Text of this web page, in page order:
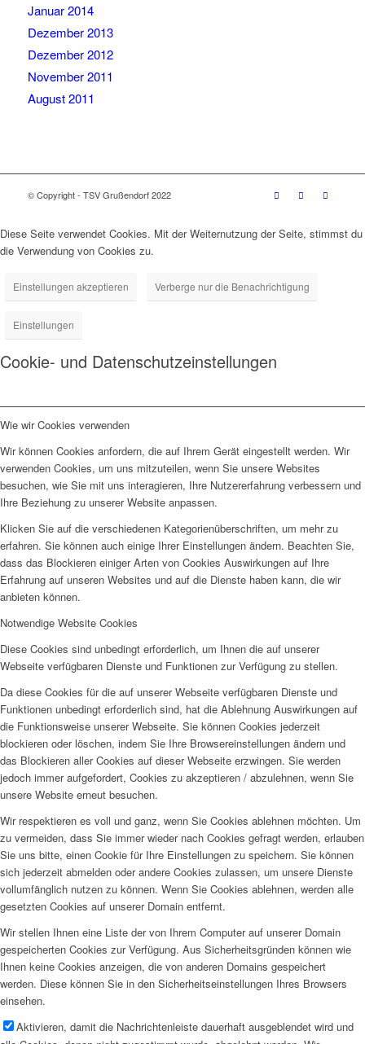
Januar 2014
Dezember 2013
Dezember 2012
November 2011
August 2011
© Copyright - TSV Grußendorf 2022
Diese Seite verwendet Cookies. Mit der Weiternutzung der Seite, stimmst du
die Verwendung von Cookies zu.
Einstellungen akzeptieren Verberge nur die Benachrichtigung
Einstellungen
Cookie- und Datenschutzeinstellungen
Wie wir Cookies verwenden
Wir können Cookies anfordern, die auf Ihrem Gerät eingestellt werden. Wir
verwenden Cookies, um uns mitzuteilen, wenn Sie unsere Websites
besuchen, wie Sie mit uns interagieren, Ihre Nutzererfahrung verbessern und
Ihre Beziehung zu unserer Website anpassen.
Klicken Sie auf die verschiedenen Kategorienüberschriften, um mehr zu
erfahren. Sie können auch einige Ihrer Einstellungen ändern. Beachten Sie,
dass das Blockieren einiger Arten von Cookies Auswirkungen auf Ihre
Erfahrung auf unseren Websites und auf die Dienste haben kann, die wir
anbieten können.
Notwendige Website Cookies
Diese Cookies sind unbedingt erforderlich, um Ihnen die auf unserer
Webseite verfügbaren Dienste und Funktionen zur Verfügung zu stellen.
Da diese Cookies für die auf unserer Webseite verfügbaren Dienste und
Funktionen unbedingt erforderlich sind, hat die Ablehnung Auswirkungen auf
die Funktionsweise unserer Webseite. Sie können Cookies jederzeit
blockieren oder löschen, indem Sie Ihre Browsereinstellungen ändern und
das Blockieren aller Cookies auf dieser Webseite erzwingen. Sie werden
jedoch immer aufgefordert, Cookies zu akzeptieren / abzulehnen, wenn Sie
unsere Website erneut besuchen.
Wir respektieren es voll und ganz, wenn Sie Cookies ablehnen möchten. Um
zu vermeiden, dass Sie immer wieder nach Cookies gefragt werden, erlauben
Sie uns bitte, einen Cookie für Ihre Einstellungen zu speichern. Sie können
sich jederzeit abmelden oder andere Cookies zulassen, um unsere Dienste
vollumfänglich nutzen zu können. Wenn Sie Cookies ablehnen, werden alle
gesetzten Cookies auf unserer Domain entfernt.
Wir stellen Ihnen eine Liste der von Ihrem Computer auf unserer Domain
gespeicherten Cookies zur Verfügung. Aus Sicherheitsgründen können wie
Ihnen keine Cookies anzeigen, die von anderen Domains gespeichert
werden. Diese können Sie in den Sicherheitseinstellungen Ihres Browsers
einsehen.
Aktivieren, damit die Nachrichtenleiste dauerhaft ausgeblendet wird und